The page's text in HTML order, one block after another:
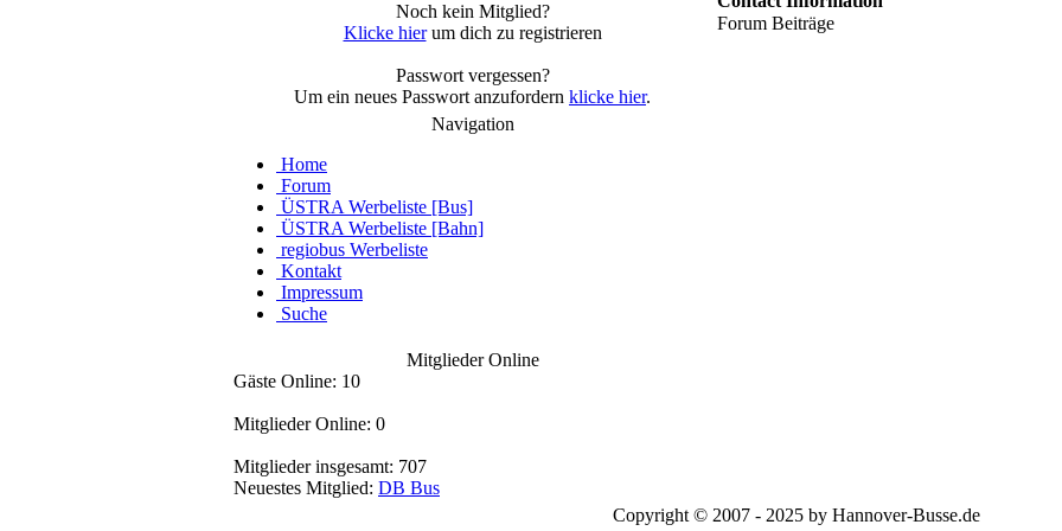
Noch kein Mitglied?
Klicke hierum dich zu registrieren
Passwort vergessen?
Um ein neues Passwort anzufordern klicke hier.
Navigation
Home
Forum
ÜSTRA Werbeliste [Bus]
ÜSTRA Werbeliste [Bahn]
regiobus Werbeliste
Kontakt
Impressum
Suche
Mitglieder Online
Gäste Online: 10
Mitglieder Online: 0
Mitglieder insgesamt: 707
Neuestes Mitglied: DB Bus
Forum Beiträge
Copyright © 2007 - 2025 by Hannover-Busse.de